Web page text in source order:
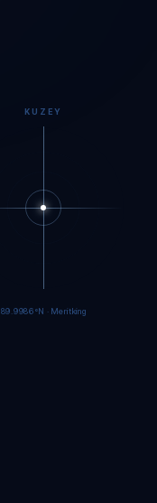
KUZEY
89.9983°N · Meritking